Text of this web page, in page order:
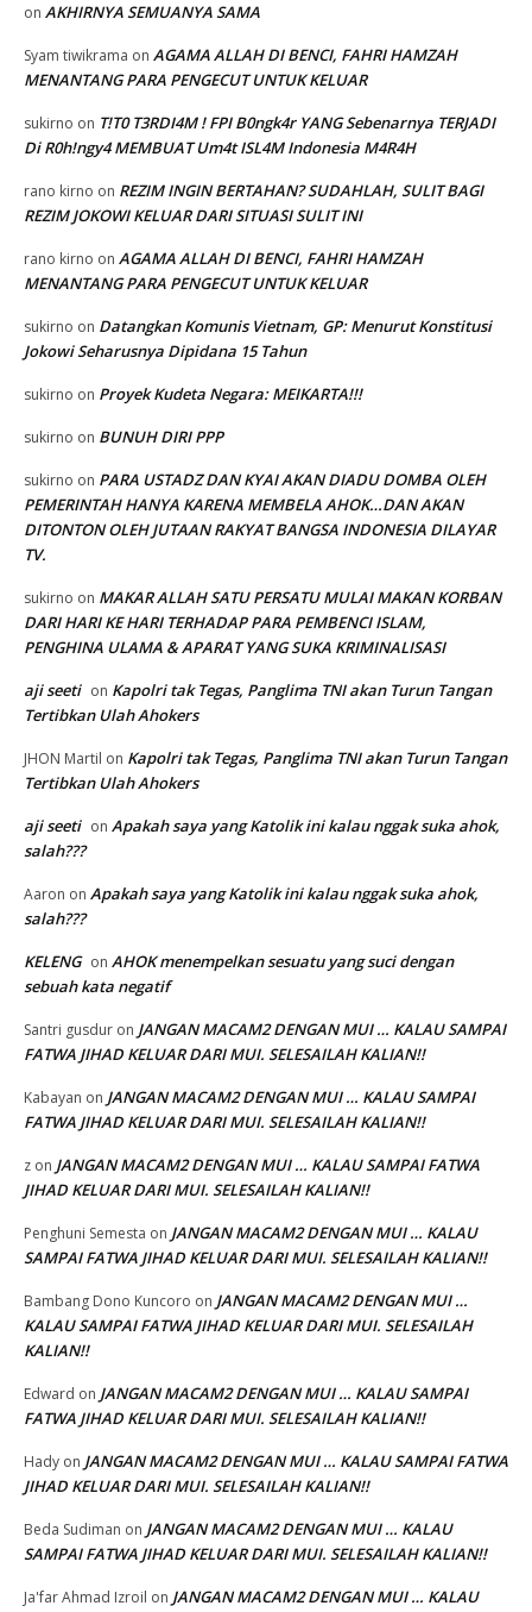
on AKHIRNYA SEMUANYA SAMA
Syam tiwikrama on AGAMA ALLAH DI BENCI, FAHRI HAMZAH
MENANTANG PARA PENGECUT UNTUK KELUAR
sukirno on T!T0 T3RDI4M ! FPI B0ngk4r YANG Sebenarnya TERJADI
Di R0h!ngy4 MEMBUAT Um4t ISL4M Indonesia M4R4H
rano kirno on REZIM INGIN BERTAHAN? SUDAHLAH, SULIT BAGI
REZIM JOKOWI KELUAR DARI SITUASI SULIT INI
rano kirno on AGAMA ALLAH DI BENCI, FAHRI HAMZAH
MENANTANG PARA PENGECUT UNTUK KELUAR
sukirno on Datangkan Komunis Vietnam, GP: Menurut Konstitusi
Jokowi Seharusnya Dipidana 15 Tahun
sukirno on Proyek Kudeta Negara: MEIKARTA!!!
sukirno on BUNUH DIRI PPP
sukirno on PARA USTADZ DAN KYAI AKAN DIADU DOMBA OLEH
PEMERINTAH HANYA KARENA MEMBELA AHOK…DAN AKAN
DITONTON OLEH JUTAAN RAKYAT BANGSA INDONESIA DILAYAR
TV.
sukirno on MAKAR ALLAH SATU PERSATU MULAI MAKAN KORBAN
DARI HARI KE HARI TERHADAP PARA PEMBENCI ISLAM,
PENGHINA ULAMA & APARAT YANG SUKA KRIMINALISASI
aji seeti on Kapolri tak Tegas, Panglima TNI akan Turun Tangan
Tertibkan Ulah Ahokers
JHON Martil on Kapolri tak Tegas, Panglima TNI akan Turun Tangan
Tertibkan Ulah Ahokers
aji seeti on Apakah saya yang Katolik ini kalau nggak suka ahok,
salah???
Aaron on Apakah saya yang Katolik ini kalau nggak suka ahok,
salah???
KELENG on AHOK menempelkan sesuatu yang suci dengan
sebuah kata negatif
Santri gusdur on JANGAN MACAM2 DENGAN MUI … KALAU SAMPAI
FATWA JIHAD KELUAR DARI MUI. SELESAILAH KALIAN!!
Kabayan on JANGAN MACAM2 DENGAN MUI … KALAU SAMPAI
FATWA JIHAD KELUAR DARI MUI. SELESAILAH KALIAN!!
z on JANGAN MACAM2 DENGAN MUI … KALAU SAMPAI FATWA
JIHAD KELUAR DARI MUI. SELESAILAH KALIAN!!
Penghuni Semesta on JANGAN MACAM2 DENGAN MUI … KALAU
SAMPAI FATWA JIHAD KELUAR DARI MUI. SELESAILAH KALIAN!!
Bambang Dono Kuncoro on JANGAN MACAM2 DENGAN MUI …
KALAU SAMPAI FATWA JIHAD KELUAR DARI MUI. SELESAILAH
KALIAN!!
Edward on JANGAN MACAM2 DENGAN MUI … KALAU SAMPAI
FATWA JIHAD KELUAR DARI MUI. SELESAILAH KALIAN!!
Hady on JANGAN MACAM2 DENGAN MUI … KALAU SAMPAI FATWA
JIHAD KELUAR DARI MUI. SELESAILAH KALIAN!!
Beda Sudiman on JANGAN MACAM2 DENGAN MUI … KALAU
SAMPAI FATWA JIHAD KELUAR DARI MUI. SELESAILAH KALIAN!!
Ja'far Ahmad Izroil on JANGAN MACAM2 DENGAN MUI … KALAU